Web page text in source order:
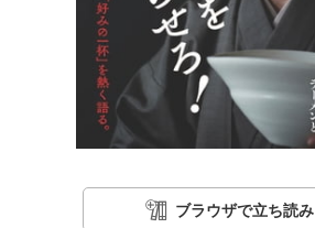
ブラウザで立ち読み